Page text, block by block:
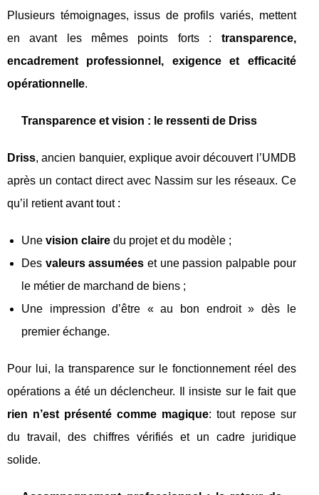
Plusieurs témoignages, issus de profils variés, mettent
en avant les mêmes points forts : transparence,
encadrement professionnel, exigence et efficacité
opérationnelle.
Transparence et vision : le ressenti de Driss
Driss, ancien banquier, explique avoir découvert l’UMDB
après un contact direct avec Nassim sur les réseaux. Ce
qu’il retient avant tout :
Une vision claire du projet et du modèle ;
Des valeurs assumées et une passion palpable pour
le métier de marchand de biens ;
Une impression d’être « au bon endroit » dès le
premier échange.
Pour lui, la transparence sur le fonctionnement réel des
opérations a été un déclencheur. Il insiste sur le fait que
rien n’est présenté comme magique: tout repose sur
du travail, des chiffres vérifiés et un cadre juridique
solide.